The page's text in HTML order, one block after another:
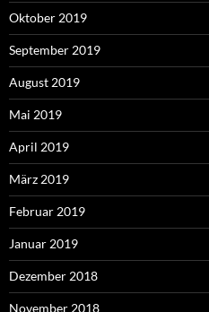
Oktober 2019
September 2019
August 2019
Mai 2019
April 2019
März 2019
Februar 2019
Januar 2019
Dezember 2018
November 2018